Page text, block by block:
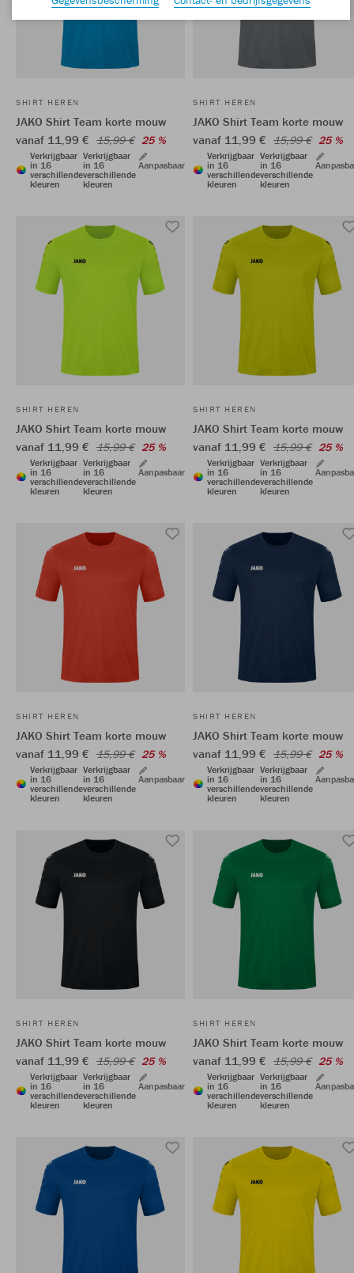
SHIRT HEREN
JAKO Shirt Team korte mouw
vanaf 11,99 € 15,99 € 25 %
Verkrijgbaar
in 16
verschillende
kleuren
Verkrijgbaar
in 16
verschillende
kleuren
Aanpasbaar
SHIRT HEREN
JAKO Shirt Team korte mouw
vanaf 11,99 € 15,99 € 25 %
Verkrijgbaar
in 16
verschillende
kleuren
Verkrijgbaar
in 16
verschillende
kleuren
SHIRT HEREN
JAKO Shirt Team korte mouw
vanaf 11,99 € 15,99 € 25 %
Verkrijgbaar
in 16
verschillende
kleuren
Verkrijgbaar
in 16
verschillende
kleuren
Aanpasbaar
SHIRT HEREN
JAKO Shirt Team korte mouw
vanaf 11,99 € 15,99 € 25 %
Verkrijgbaar
in 16
verschillende
kleuren
Verkrijgbaar
in 16
verschillende
kleuren
SHIRT HEREN
JAKO Shirt Team korte mouw
vanaf 11,99 € 15,99 € 25 %
Verkrijgbaar
in 16
verschillende
kleuren
Verkrijgbaar
in 16
verschillende
kleuren
Aanpasbaar
SHIRT HEREN
JAKO Shirt Team korte mouw
vanaf 11,99 € 15,99 € 25 %
Verkrijgbaar
in 16
verschillende
kleuren
Verkrijgbaar
in 16
verschillende
kleuren
SHIRT HEREN
JAKO Shirt Team korte mouw
vanaf 11,99 € 15,99 € 25 %
Verkrijgbaar
in 16
verschillende
kleuren
Verkrijgbaar
in 16
verschillende
kleuren
Aanpasbaar
SHIRT HEREN
JAKO Shirt Team korte mouw
vanaf 11,99 € 15,99 € 25 %
Verkrijgbaar
in 16
verschillende
kleuren
Verkrijgbaar
in 16
verschillende
kleuren